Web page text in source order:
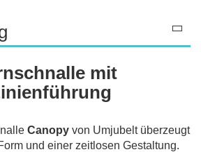
mit
Canopy von Umjubelt überzeugt
und einer zeitlosen Gestaltung.